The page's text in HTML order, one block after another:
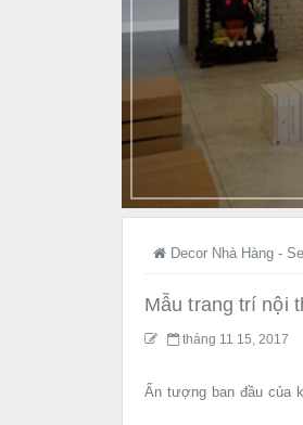
Decor Nhà Hàng -
Mẫu trang trí nội
tháng 11 15, 2017
Ấn tượng ban đầu của